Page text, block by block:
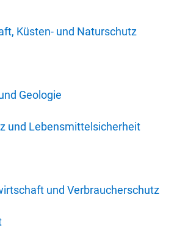
Küsten- und Naturschutz
Geologie
und Lebensmittelsicherheit
und Verbraucherschutz